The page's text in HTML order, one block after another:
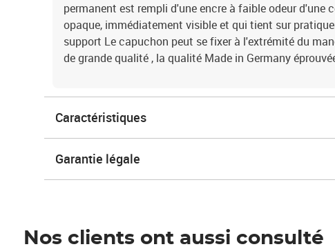
permanent est rempli d'une encre à faible odeur d'une
opaque, immédiatement visible et qui tient sur
support Le capuchon peut se fixer à l'extrémité du
de grande qualité , la qualité Made in Germany
Caractéristiques
Garantie légale
Nos clients ont aussi consulté